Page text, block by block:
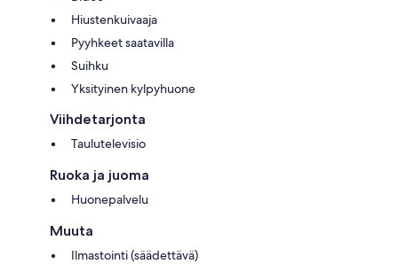
Hiustenkuivaaja
Pyyhkeet saatavilla
Suihku
Yksityinen kylpyhuone
Viihdetarjonta
Taulutelevisio
Ruoka ja juoma
Huonepalvelu
Muuta
Ilmastointi (säädettävä)